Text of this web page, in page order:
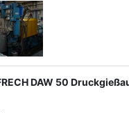
DAW 50